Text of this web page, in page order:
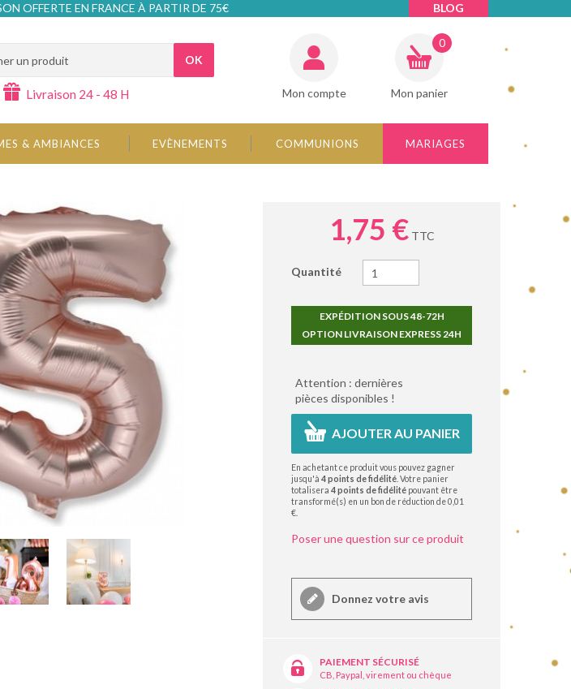
OFFERTE EN FRANCE À PARTIR DE 75€ BLOG
OK
Livraison 24 - 48 H Mon compte Mon panier
0
& AMBIANCES EVÈNEMENTS COMMUNIONS MARIAGES
1,75 €TTC
Quantité
EXPÉDITION SOUS 48-72H
OPTION LIVRAISON EXPRESS 24H
Attention : dernières
pièces disponibles !
AJOUTER AU PANIER
En achetant ce produit vous pouvez gagner
jusqu'à4points de fidélité . Votre panier
totalisera4points de fidélité pouvant être
transformé(s) en un bon de réduction de0,01
€
Poser une question sur ce produit
Donnez votre avis
PAIEMENT SÉCURISÉ
CB, Paypal, virement ou chèque